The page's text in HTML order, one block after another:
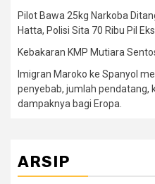
Pilot Bawa 25kg Narkoba
Hatta, Polisi Sita 70 Ribu Pil
Kebakaran KMP Mutiara
Imigran Maroko ke Spanyol
penyebab, jumlah pendatang,
dampaknya bagi Eropa.
ARSIP